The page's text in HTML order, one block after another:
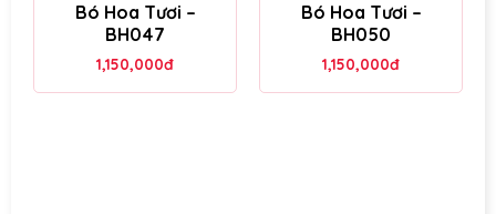
Bó Hoa Tươi –
BH047
1,150,000đ
Bó Hoa Tươi –
BH050
1,150,000đ